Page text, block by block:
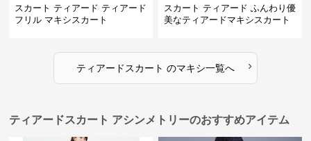
スカート ティアード ティアード
フリル マキシスカート
スカート ティアード ふんわり優
美なティアードマキシスカート
ティアードスカート のマキシ一覧へ ›
ティアードスカート アシンメトリーのおすすめアイテム